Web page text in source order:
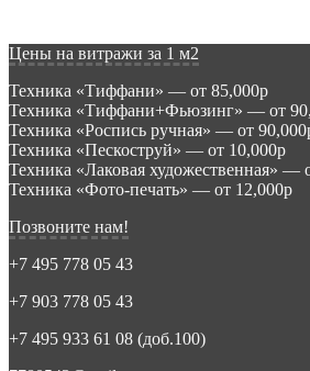
Цены на витражи за 1 м2
Техника «Тиффани» — от 85,000р
Техника «Тиффани+Фьюзинг» — от
Техника «Роспись ручная» — от
Техника «Пескоструй» — от 10,000р
Техника «Лаковая художественная» —
Техника «Фото-печать» — от 12,000р
Позвоните нам!
+7 495 778 05 43
+7 903 778 05 43
+7 495 933 61 08 (доб.100)